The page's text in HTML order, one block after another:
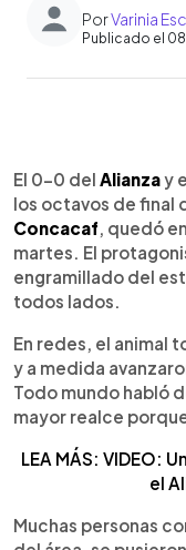
PorVarinia
Publicado el
► Escuchar
El 0-0 del Alianzay
los octavos de final
Concacaf, quedó
martes. El
engramillado del
todos lados.
En redes, el animal
y a medida
Todo mundo habló
mayor realce
LEA MÁS: VIDEO:
el
Muchas personas